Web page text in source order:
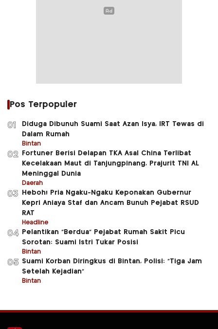
Pos Terpopuler
01
Diduga Dibunuh Suami Saat Azan Isya, IRT Tewas di
Dalam Rumah
Bintan
02
Fortuner Berisi Delapan TKA Asal China Terlibat
Kecelakaan Maut di Tanjungpinang, Prajurit TNI AL
Meninggal Dunia
Daerah
03
Heboh! Pria Ngaku-Ngaku Keponakan Gubernur
Kepri Aniaya Staf dan Ancam Bunuh Pejabat RSUD
RAT
Headline
04
Pelantikan “Berdua” Pejabat Rumah Sakit Picu
Sorotan: Suami Istri Tukar Posisi
Bintan
05 Suami Korban Diringkus di Bintan, Polisi: “Tiga Jam
Setelah Kejadian”
Bintan